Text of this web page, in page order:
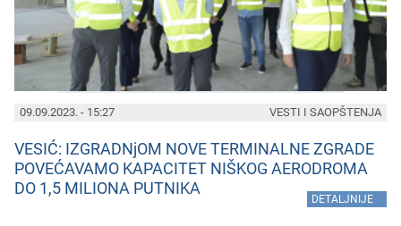
09.09.2023. - 15:27
VESIĆ: IZGRADNjOM NOVE TERMINALNE ZGRADE
POVEĆAVAMO KAPACITET NIŠKOG AERODROMA
DO 1,5 MILIONA PUTNIKA
DETALJNIJE
VESTI I SAOPŠTENJA